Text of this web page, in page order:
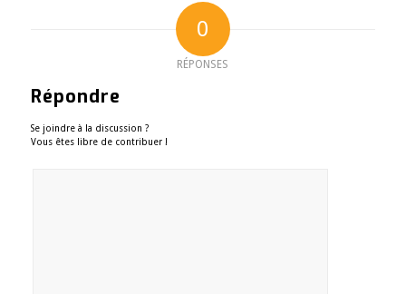
0
RÉPONSES
Répondre
Se joindre à la discussion ?
Vous êtes libre de contribuer !